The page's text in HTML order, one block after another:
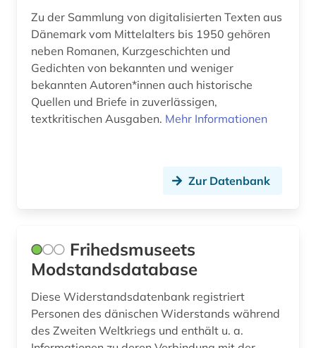
norwegen (8)
norwegisch (4)
nynorsk (1)
odense (2)
parlament (1)
person (1)
personenname (1)
petition (1)
plakat (1)
Zu der Sammlung von digitalisierten Texten aus
Dänemark vom Mittelalters bis 1950 gehören
neben Romanen, Kurzgeschichten und
Gedichten von bekannten und weniger
bekannten Autoren*innen auch historische
Quellen und Briefe in zuverlässigen,
textkritischen Ausgaben. Mehr Informationen
Zur Datenbank
Frihedsmuseets
Modstandsdatabase
Diese Widerstandsdatenbank registriert
Personen des dänischen Widerstands während
des Zweiten Weltkriegs und enthält u. a.